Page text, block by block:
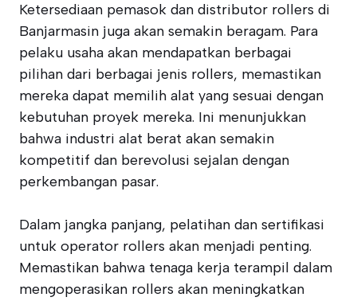
Ketersediaan pemasok dan distributor rollers di
Banjarmasin juga akan semakin beragam. Para
pelaku usaha akan mendapatkan berbagai
pilihan dari berbagai jenis rollers, memastikan
mereka dapat memilih alat yang sesuai dengan
kebutuhan proyek mereka. Ini menunjukkan
bahwa industri alat berat akan semakin
kompetitif dan berevolusi sejalan dengan
perkembangan pasar.
Dalam jangka panjang, pelatihan dan sertifikasi
untuk operator rollers akan menjadi penting.
Memastikan bahwa tenaga kerja terampil dalam
mengoperasikan rollers akan meningkatkan